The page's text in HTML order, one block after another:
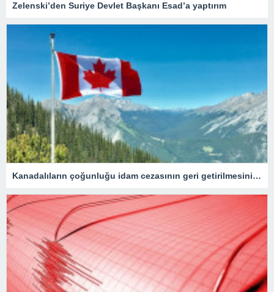
Zelenski’den Suriye Devlet Başkanı Esad’a yaptırım
Kanadalıların çoğunluğu idam cezasının geri getirilmesini onaylıyor